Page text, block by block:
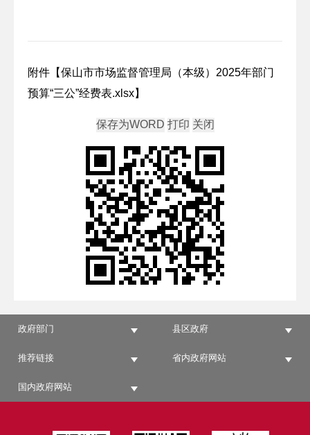
附件【保山市市场监督管理局（本级）2025年部门
预算“三公”经费表.xlsx】
政府部门 县区政府
推荐链接 省内政府网站
国内政府网站